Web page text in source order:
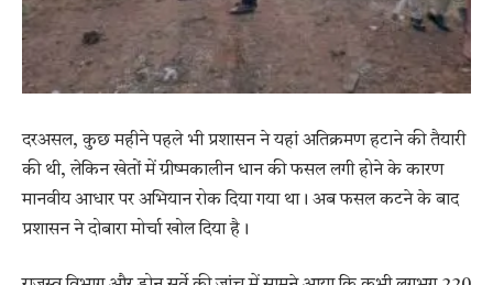
दरअसल, कुछ महीने पहले भी प्रशासन ने यहां अतिक्रमण हटाने की तैयारी
की थी, लेकिन खेतों में ग्रीष्मकालीन धान की फसल लगी होने के कारण
मानवीय आधार पर अभियान रोक दिया गया था। अब फसल कटने के बाद
प्रशासन ने दोबारा मोर्चा खोल दिया है।